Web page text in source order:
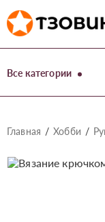
Все категории
Главная Хобби